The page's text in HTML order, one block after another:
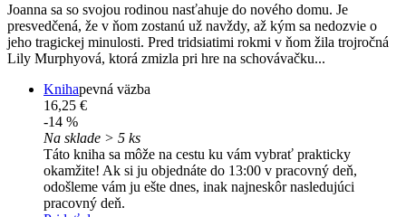
Joanna sa so svojou rodinou nasťahuje do nového domu. Je
presvedčená, že v ňom zostanú už navždy, až kým sa nedozvie o
jeho tragickej minulosti. Pred tridsiatimi rokmi v ňom žila trojročná
Lily Murphyová, ktorá zmizla pri hre na schovávačku...
Knihapevná väzba
16,25 €
-14 %
Na sklade > 5 ks
Táto kniha sa môže na cestu ku vám vybrať prakticky
okamžite! Ak si ju objednáte do 13:00 v pracovný deň,
odošleme vám ju ešte dnes, inak najneskôr nasledujúci
pracovný deň.